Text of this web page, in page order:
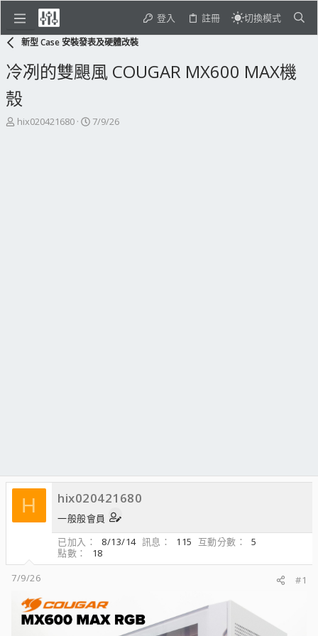
登入 註冊 切換模式
新型 Case 安裝發表及硬體改裝
冷冽的雙颶風 COUGAR MX600 MAX機
殼
主
hix020421680
開
7/9/26
H hix020421680
一般般會員
已加入
8/13/14 訊息 115 互動分數
5
點數
18
7/9/26
#1